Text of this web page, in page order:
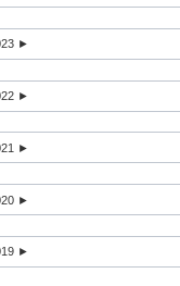
►
►
►
►
►